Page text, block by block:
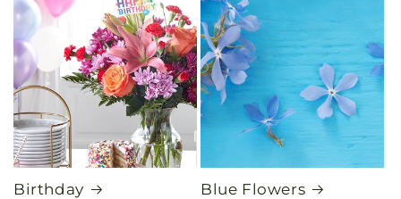
Birthday Blue Flowers